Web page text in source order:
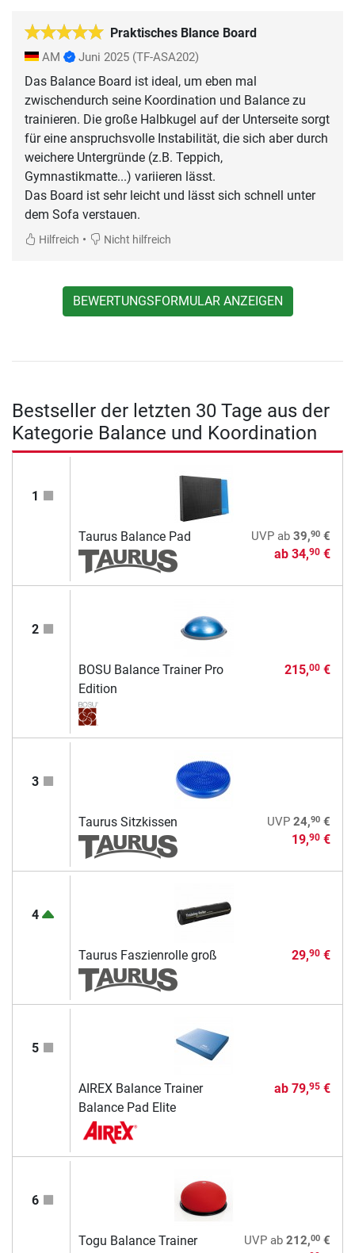
Praktisches Blance Board
AM Juni 2025 (TF-ASA202)
Das Balance Board ist ideal, um eben mal
zwischendurch seine Koordination und Balance zu
trainieren. Die große Halbkugel auf der Unterseite sorgt
für eine anspruchsvolle Instabilität, die sich aber durch
weichere Untergründe (z.B. Teppich,
Gymnastikmatte...) variieren lässt.
Das Board ist sehr leicht und lässt sich schnell unter
dem Sofa verstauen.
Hilfreich • Nicht hilfreich
BEWERTUNGSFORMULAR ANZEIGEN
Bestseller der letzten 30 Tage aus der
Kategorie Balance und Koordination
1
Taurus Balance Pad UVPab 39,90€
ab 34,90€
2
BOSU Balance Trainer Pro
Edition
215,00€
3
Taurus Sitzkissen UVP 24,90€
19,90€
4
Taurus Faszienrolle groß 29,90€
5
AIREX Balance Trainer
Balance Pad Elite
ab 79,95€
6
Togu Balance Trainer
UVPab 212,00€